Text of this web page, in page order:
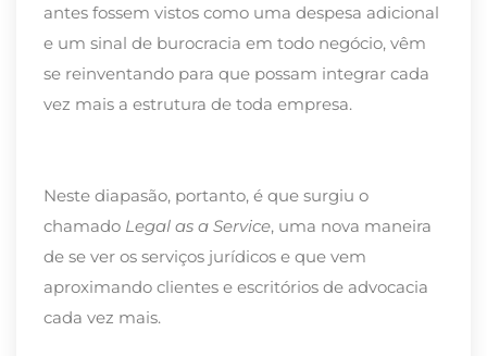
antes fossem vistos como uma despesa adicional
e um sinal de burocracia em todo negócio, vêm
se reinventando para que possam integrar cada
vez mais a estrutura de toda empresa.
Neste diapasão, portanto, é que surgiu o
chamado Legal as a Service, uma nova maneira
de se ver os serviços jurídicos e que vem
aproximando clientes e escritórios de advocacia
cada vez mais.